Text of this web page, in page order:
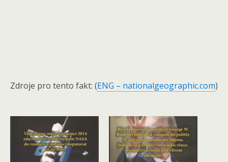
Zdroje pro tento fakt: (ENG – nationalgeographic.com)